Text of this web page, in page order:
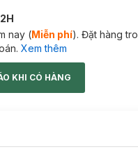
nay (Miễn phí). Đặt hàng
Xem thêm
KHI CÓ HÀNG